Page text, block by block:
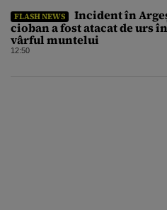
FLASH NEWS
Incident în
cioban a fost atacat de urs în
vârful muntelui
12:50